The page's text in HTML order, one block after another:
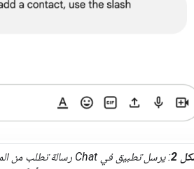
2 : يرسل تطبيق في Chat رسالة تطلب من المستخدمين استخدام الأمر الذي يبدأ بشرطة مائلة